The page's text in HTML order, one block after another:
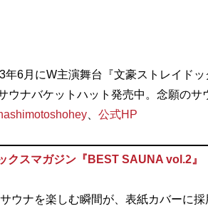
年6月にW主演舞台『文豪ストレイド
ウナバケットハット発売中。念願のサ
、 公式HP
クスマガジン『BEST SAUNA vol.2』
ウナを楽しむ瞬間が、表紙カバーに採